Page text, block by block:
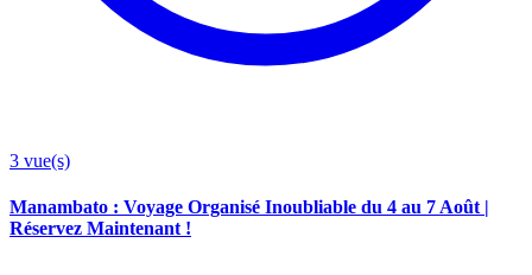
3 vue(s)
Manambato : Voyage Organisé Inoubliable du 4 au 7 Août |
Réservez Maintenant !